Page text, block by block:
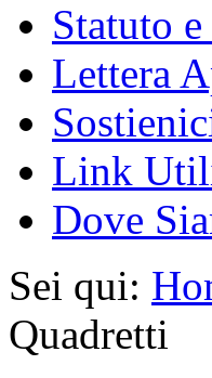
Statuto
Lettera
Link
Dove
Sei qui:
Quadretti